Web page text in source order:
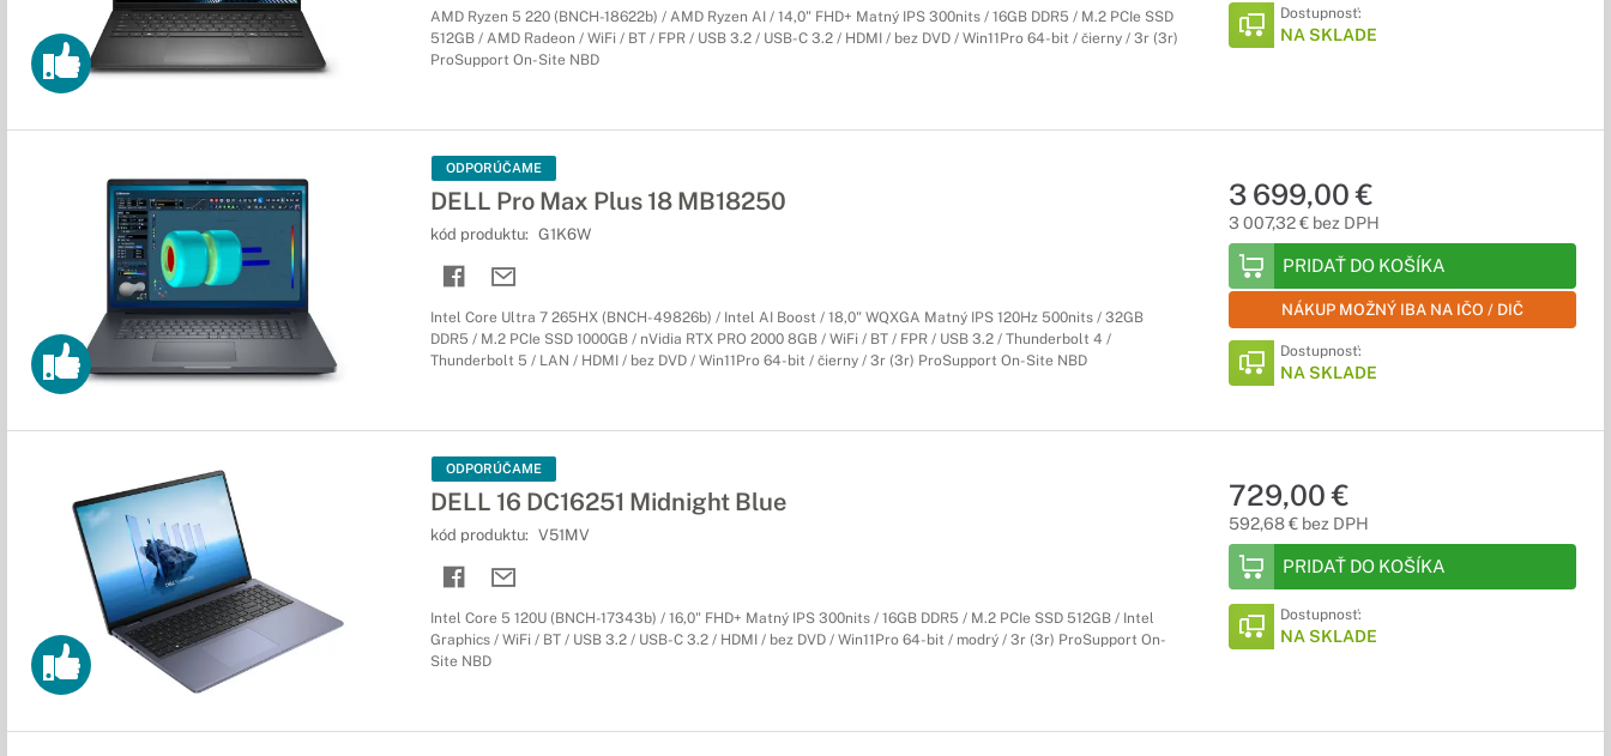
AMD Ryzen 5 220 (BNCH-18622b) / AMD Ryzen AI / 14,0" FHD+ Matný IPS 300nits / 16GB DDR5 / M.2 PCIe SSD
512GB / AMD Radeon / WiFi / BT / FPR / USB 3.2 / USB-C 3.2 / HDMI / bez DVD / Win11Pro 64-bit / čierny / 3r (3r)
ProSupport On-Site NBD
Dostupnosť:
NA SKLADE
ODPORÚČAME
DELL Pro Max Plus 18 MB18250
kód produktu: G1K6W
Intel Core Ultra 7 265HX (BNCH-49826b) / Intel AI Boost / 18,0" WQXGA Matný IPS 120Hz 500nits / 32GB
DDR5 / M.2 PCIe SSD 1000GB / nVidia RTX PRO 2000 8GB / WiFi / BT / FPR / USB 3.2 / Thunderbolt 4 /
Thunderbolt 5 / LAN / HDMI / bez DVD / Win11Pro 64-bit / čierny / 3r (3r) ProSupport On-Site NBD
3 699,00 €
3 007,32 € bez DPH
PRIDAŤ DO KOŠÍKA
NÁKUP MOŽNÝ IBA NA IČO / DIČ
Dostupnosť:
NA SKLADE
ODPORÚČAME
DELL 16 DC16251 Midnight Blue
kód produktu: V51MV
Intel Core 5 120U (BNCH-17343b) / 16,0" FHD+ Matný IPS 300nits / 16GB DDR5 / M.2 PCIe SSD 512GB / Intel
Graphics / WiFi / BT / USB 3.2 / USB-C 3.2 / HDMI / bez DVD / Win11Pro 64-bit / modrý / 3r (3r) ProSupport On-
Site NBD
729,00 €
592,68 € bez DPH
PRIDAŤ DO KOŠÍKA
Dostupnosť:
NA SKLADE